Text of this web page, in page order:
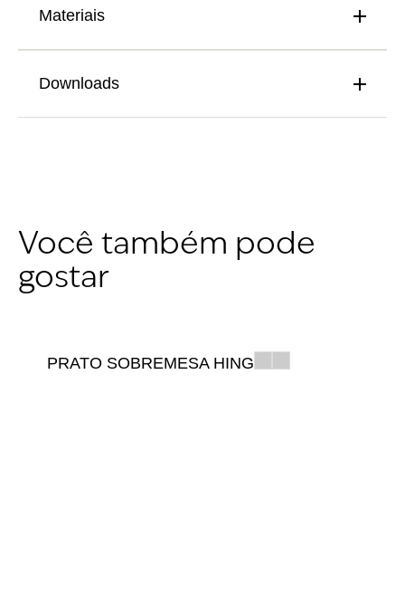
Materiais
Downloads
Você também pode
gostar
PRATO SOBREMESA HING